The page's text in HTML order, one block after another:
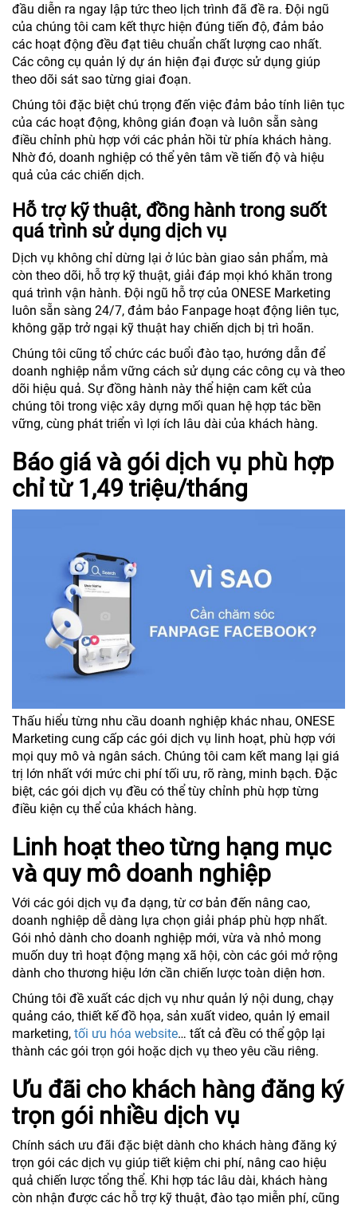
đầu diễn ra ngay lập tức theo lịch trình đã đề ra. Đội ngũ
của chúng tôi cam kết thực hiện đúng tiến độ, đảm bảo
các hoạt động đều đạt tiêu chuẩn chất lượng cao nhất.
Các công cụ quản lý dự án hiện đại được sử dụng giúp
theo dõi sát sao từng giai đoạn.
Chúng tôi đặc biệt chú trọng đến việc đảm bảo tính liên tục
của các hoạt động, không gián đoạn và luôn sẵn sàng
điều chỉnh phù hợp với các phản hồi từ phía khách hàng.
Nhờ đó, doanh nghiệp có thể yên tâm về tiến độ và hiệu
quả của các chiến dịch.
Hỗ trợ kỹ thuật, đồng hành trong suốt
quá trình sử dụng dịch vụ
Dịch vụ không chỉ dừng lại ở lúc bàn giao sản phẩm, mà
còn theo dõi, hỗ trợ kỹ thuật, giải đáp mọi khó khăn trong
quá trình vận hành. Đội ngũ hỗ trợ của ONESE Marketing
luôn sẵn sàng 24/7, đảm bảo Fanpage hoạt động liên tục,
không gặp trở ngại kỹ thuật hay chiến dịch bị trì hoãn.
Chúng tôi cũng tổ chức các buổi đào tạo, hướng dẫn để
doanh nghiệp nắm vững cách sử dụng các công cụ và theo
dõi hiệu quả. Sự đồng hành này thể hiện cam kết của
chúng tôi trong việc xây dựng mối quan hệ hợp tác bền
vững, cùng phát triển vì lợi ích lâu dài của khách hàng.
Báo giá và gói dịch vụ phù hợp
chỉ từ 1,49 triệu/tháng
Thấu hiểu từng nhu cầu doanh nghiệp khác nhau, ONESE
Marketing cung cấp các gói dịch vụ linh hoạt, phù hợp với
mọi quy mô và ngân sách. Chúng tôi cam kết mang lại giá
trị lớn nhất với mức chi phí tối ưu, rõ ràng, minh bạch. Đặc
biệt, các gói dịch vụ đều có thể tùy chỉnh phù hợp từng
điều kiện cụ thể của khách hàng.
Linh hoạt theo từng hạng mục
và quy mô doanh nghiệp
Với các gói dịch vụ đa dạng, từ cơ bản đến nâng cao,
doanh nghiệp dễ dàng lựa chọn giải pháp phù hợp nhất.
Gói nhỏ dành cho doanh nghiệp mới, vừa và nhỏ mong
muốn duy trì hoạt động mạng xã hội, còn các gói mở rộng
dành cho thương hiệu lớn cần chiến lược toàn diện hơn.
Chúng tôi đề xuất các dịch vụ như quản lý nội dung, chạy
quảng cáo, thiết kế đồ họa, sản xuất video, quản lý email
marketing, tối ưu hóa website… tất cả đều có thể gộp lại
thành các gói trọn gói hoặc dịch vụ theo yêu cầu riêng.
Ưu đãi cho khách hàng đăng ký
trọn gói nhiều dịch vụ
Chính sách ưu đãi đặc biệt dành cho khách hàng đăng ký
trọn gói các dịch vụ giúp tiết kiệm chi phí, nâng cao hiệu
quả chiến lược tổng thể. Khi hợp tác lâu dài, khách hàng
còn nhận được các hỗ trợ kỹ thuật, đào tạo miễn phí, cũng